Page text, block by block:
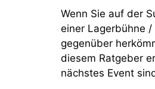
Wenn Sie auf der
einer Lagerbühne
gegenüber
diesem Ratgeber
nächstes Event